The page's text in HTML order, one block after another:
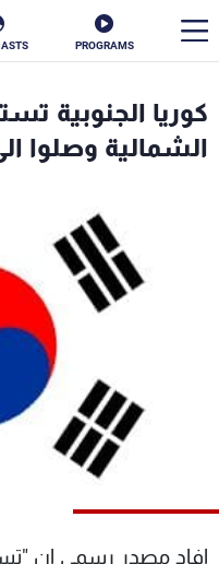
PROGRAMS
الشمالية وصلوا
افاد مصدر رسمي ان
الأخبار
جدول البرامج
شاهد البرامج
الترددات